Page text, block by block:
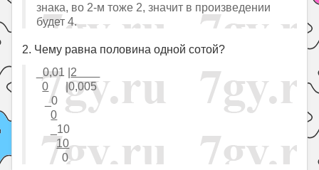
знака, во 2-м тоже 2, значит в произведении
будет 4.
2. Чему равна половина одной сотой?
_0,01 |2
0 |0,005
_0
0
_10
10
0